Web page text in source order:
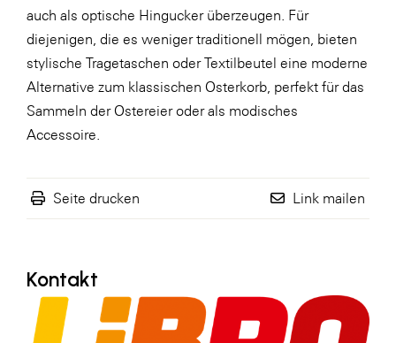
WK UBIT
Zühlke
Media
auch als optische Hingucker überzeugen. Für
diejenigen, die es weniger traditionell mögen, bieten
stylische Tragetaschen oder Textilbeutel eine moderne
Alternative zum klassischen Osterkorb, perfekt für das
Sammeln der Ostereier oder als modisches
Accessoire.
Seite drucken Link mailen
Kontakt